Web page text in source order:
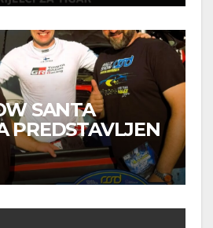
SANTA
PREDSTAVLJEN